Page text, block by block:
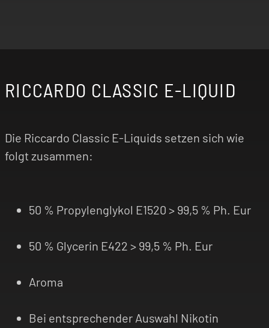
RICCARDO CLASSIC E-LIQUID
Die Riccardo Classic E-Liquids setzen sich wie
folgt zusammen:
50 % Propylenglykol E1520 > 99,5 % Ph. Eur
50 % Glycerin E422 > 99,5 % Ph. Eur
Aroma
Bei entsprechender Auswahl Nikotin